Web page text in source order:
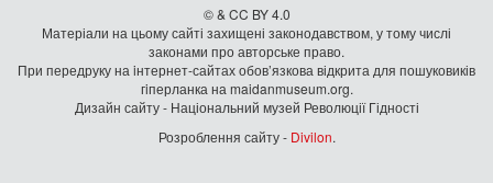
© & CC BY 4.0
Матеріали на цьому сайті захищені законодавством, у тому числі
законами про авторське право.
При передруку на iнтернет-сайтах обов’язкова відкрита для пошуковиків
гiперланка на maidanmuseum.org.
Дизайн сайту - Національний музей Революції Гідності
Розроблення сайту - Divilon.